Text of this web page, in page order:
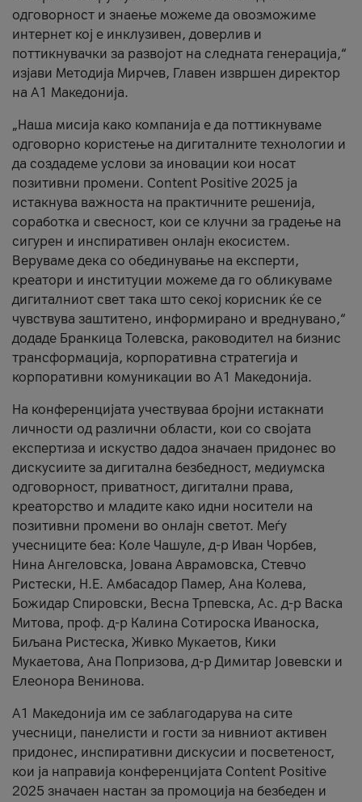
одговорност и знаење можеме да овозможиме
интернет кој е инклузивен, доверлив и
поттикнувачки за развојот на следната генерација,“
изјави Методија Мирчев, Главен извршен директор
на А1 Македонија.
„Наша мисија како компанија е да поттикнуваме
одговорно користење на дигиталните технологии и
да создадеме услови за иновации кои носат
позитивни промени. Content Positive 2025 ја
истакнува важноста на практичните решенија,
соработка и свесност, кои се клучни за градење на
сигурен и инспиративен онлајн екосистем.
Веруваме дека со обединување на експерти,
креатори и институции можеме да го обликуваме
дигиталниот свет така што секој корисник ќе се
чувствува заштитено, информирано и вреднувано,“
додаде Бранкица Толевска, раководител на бизнис
трансформација, корпоративна стратегија и
корпоративни комуникации во А1 Македонија.
На конференцијата учествуваа бројни истакнати
личности од различни области, кои со својата
експертиза и искуство дадоа значаен придонес во
дискусиите за дигитална безбедност, медиумска
одговорност, приватност, дигитални права,
креаторство и младите како идни носители на
позитивни промени во онлајн светот. Меѓу
учесниците беа: Коле Чашуле, д-р Иван Чорбев,
Нина Ангеловска, Јована Аврамовска, Стевчо
Ристески, Н.Е. Амбасадор Памер, Ана Колева,
Божидар Спировски, Весна Трпевска, Ас. д-р Васка
Митова, проф. д-р Калина Сотироска Иваноска,
Биљана Ристеска, Живко Мукаетов, Кики
Мукаетова, Ана Попризова, д-р Димитар Јовевски и
Елеонора Венинова.
А1 Македонија им се заблагодарува на сите
учесници, панелисти и гости за нивниот активен
придонес, инспиративни дискусии и посветеност,
кои ја направија конференцијата Content Positive
2025 значаен настан за промоција на безбеден и